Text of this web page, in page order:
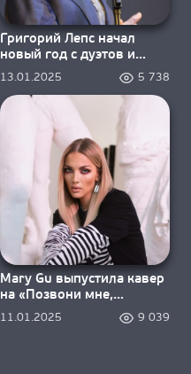
Григорий Лепс начал
новый год с дуэтов и
концертов
13.01.2025 5 738
Mary Gu выпустила кавер
на «Позвони мне,
позвони»
11.01.2025 9 039